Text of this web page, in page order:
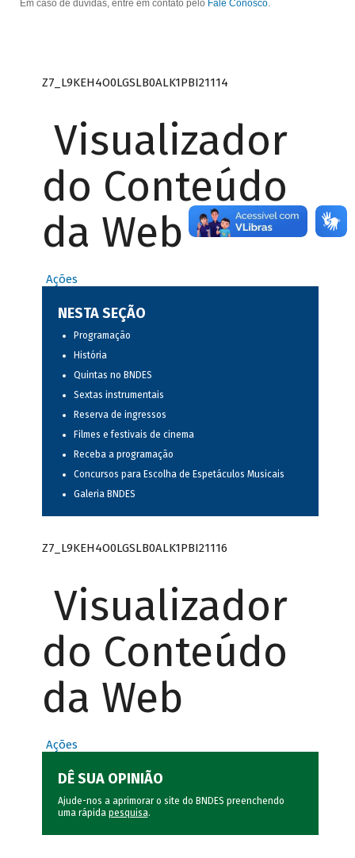
Em caso de dúvidas, entre em contato pelo Fale Conosco.
Z7_L9KEH4O0LGSLB0ALK1PBI21114
Visualizador
do Conteúdo
da Web
Ações
NESTA SEÇÃO
Programação
História
Quintas no BNDES
Sextas instrumentais
Reserva de ingressos
Filmes e festivais de cinema
Receba a programação
Concursos para Escolha de Espetáculos Musicais
Galeria BNDES
Z7_L9KEH4O0LGSLB0ALK1PBI21116
Visualizador
do Conteúdo
da Web
Ações
DÊ SUA OPINIÃO
Ajude-nos a aprimorar o site do BNDES preenchendo
uma rápida pesquisa.